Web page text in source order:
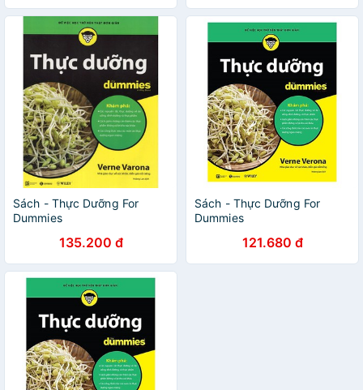
Sách - Thực Dưỡng For
Dummies
135.200 đ
Sách - Thực Dưỡng For
Dummies
121.680 đ